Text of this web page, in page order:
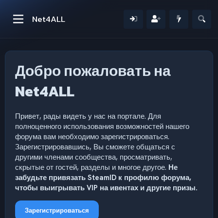
Net4ALL
Добро пожаловать на
Net4ALL
Привет, рады видеть у нас на портале. Для
полноценного использования возможностей нашего
форума вам необходимо зарегистрироваться.
Зарегистрировавшись, Вы сможете общаться с
другими членами сообщества, просматривать,
скрытые от гостей, разделы и многое другое. Не
забудьте привязать SteamID к профилю форума,
чтобы выигрывать VIP на ивентах и другие призы.
Зарегистрироваться